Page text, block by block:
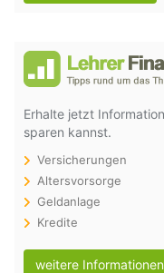
Erhalte jetzt
sparen kannst.
Versicherungen
Altersvorsorge
Geldanlage
Kredite
weitere Informationen